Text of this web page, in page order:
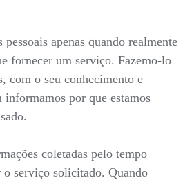
apenas quando realmente
fornecer um serviço. Fazemo-lo
com o seu conhecimento e
informamos por que estamos
coletadas pelo tempo
o serviço solicitado. Quando